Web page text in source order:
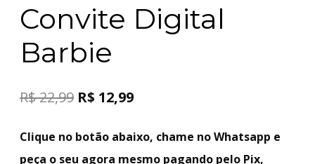
Convite Digital
Barbie
R$22,99 R$ 12,99
Clique no botão abaixo, chame no Whatsapp e
peça o seu agora mesmo pagando pelo Pix,